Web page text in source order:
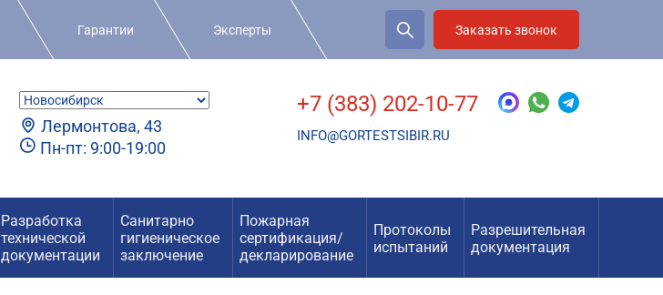
Гарантии Эксперты Заказать звонок
Лермонтова, 43
Пн-пт: 9:00-19:00
+7 (383) 202-10-77
INFO@GORTESTSIBIR.RU
Разработка
технической
документации
Санитарно
гигиеническое
заключение
Пожарная
сертификация/
декларирование
Протоколы
испытаний
Разрешительная
документация